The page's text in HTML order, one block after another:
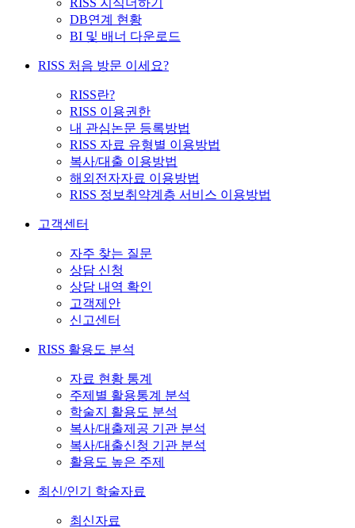
RISS 지식더하기
DB연계 현황
BI 및 배너 다운로드
RISS 처음 방문 이세요?
RISS란?
RISS 이용권한
내 관심논문 등록방법
RISS 자료 유형별 이용방법
복사/대출 이용방법
해외전자자료 이용방법
RISS 정보취약계층 서비스 이용방법
고객센터
자주 찾는 질문
상담 신청
상담 내역 확인
고객제안
신고센터
RISS 활용도 분석
자료 현황 통계
주제별 활용통계 분석
학술지 활용도 분석
복사/대출제공 기관 분석
복사/대출신청 기관 분석
활용도 높은 주제
최신/인기 학술자료
최신자료